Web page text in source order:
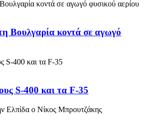
Βουλγαρία κοντά σε αγωγό
S-400 και τα F-35